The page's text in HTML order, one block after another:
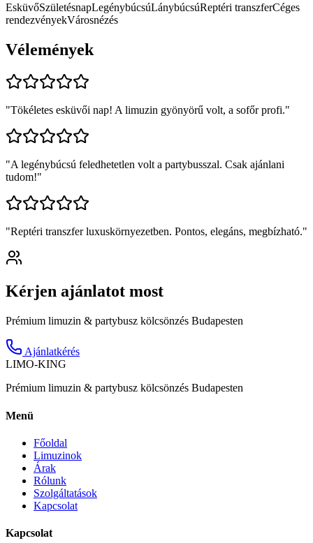
EsküvőSzületésnapLegénybúcsúLánybúcsúReptéri transzferCéges
rendezvényekVárosnézés
Vélemények
"Tökéletes esküvői nap! A limuzin gyönyörű volt, a sofőr profi."
"A legénybúcsú feledhetetlen volt a partybusszal. Csak ajánlani
tudom!"
"Reptéri transzfer luxuskörnyezetben. Pontos, elegáns, megbízható."
Kérjen ajánlatot most
Prémium limuzin & partybusz kölcsönzés Budapesten
Ajánlatkérés
LIMO-KING
Prémium limuzin & partybusz kölcsönzés Budapesten
Menü
Főoldal
Limuzinok
Árak
Rólunk
Szolgáltatások
Kapcsolat
Kapcsolat